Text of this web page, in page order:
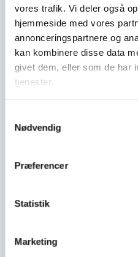
vores trafik. Vi deler også
hjemmeside med vores
annonceringspartnere og
kan kombinere disse data
givet dem, eller som de har
tjenester.
Nødvendig
Præferencer
Statistik
Marketing
Værdiskabe
Vindueslåse